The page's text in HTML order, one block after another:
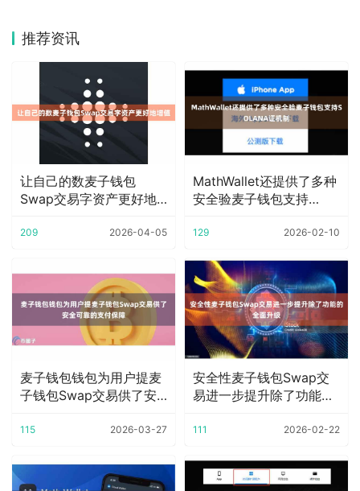
推荐资讯
让自己的数麦子钱包
Swap交易字资产更好地
209 2026-04-05
MathWallet还提供了多种
安全验麦子钱包支持
129 2026-02-10
麦子钱包钱包为用户提麦
子钱包Swap交易供了安
115 2026-03-27
安全性麦子钱包Swap交
易进一步提升除了功能的
111 2026-02-22